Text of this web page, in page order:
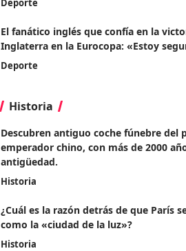
Deporte
El fanático inglés que confía en la
Inglaterra en la Eurocopa: «Estoy
Deporte
Historia
Descubren antiguo coche fúnebre del
emperador chino, con más de 2000
antigüedad.
Historia
¿Cuál es la razón detrás de que París
como la «ciudad de la luz»?
Historia